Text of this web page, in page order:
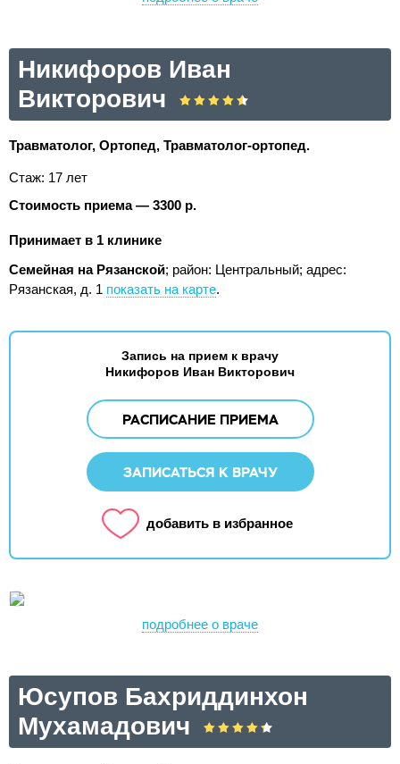
Никифоров Иван
Викторович
Травматолог, Ортопед, Травматолог-ортопед.
Стаж: 17 лет
Стоимость приема — 3300 р.
Принимает в 1 клинике
Семейная на Рязанской; район: Центральный; адрес:
Рязанская, д. 1 показать на карте.
Запись на прием к врачу
Никифоров Иван Викторович
РАСПИСАНИЕ ПРИЕМА
ЗАПИСАТЬСЯ К ВРАЧУ
добавить в избранное
подробнее о враче
Юсупов Бахриддинхон
Мухамадович